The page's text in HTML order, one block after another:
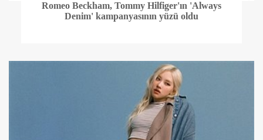
Romeo Beckham, Tommy Hilfiger'ın 'Always
Denim' kampanyasının yüzü oldu